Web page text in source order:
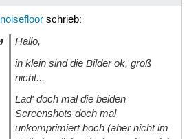
noisefloorschrieb:
Hallo,
in klein sind die Bilder ok, groß
nicht...
Lad' doch mal die beiden
Screenshots doch mal
unkomprimiert hoch (aber nicht im